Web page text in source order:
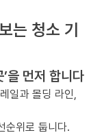
는 청소 기
을 먼저 합니다
일과 몰딩 라인,
순위로 둡니다.